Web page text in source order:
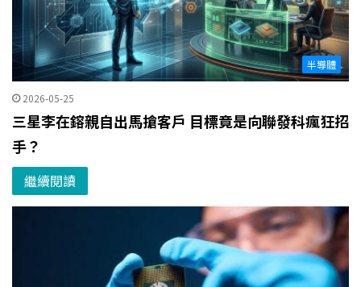
半導體
2026-05-25
三星李在鎔親自出馬搶客戶 目標竟是向聯發科瘋狂招
手？
繼續閱讀